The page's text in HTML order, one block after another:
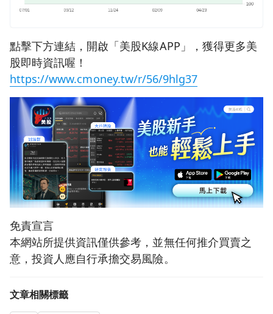
點擊下方連結，開啟「美股K線APP」，獲得更多美
股即時資訊喔！
https://www.cmoney.tw/r/56/9hlg37
免責宣言
本網站所提供資訊僅供參考，並無任何推介買賣之
意，投資人應自行承擔交易風險。
文章相關標籤